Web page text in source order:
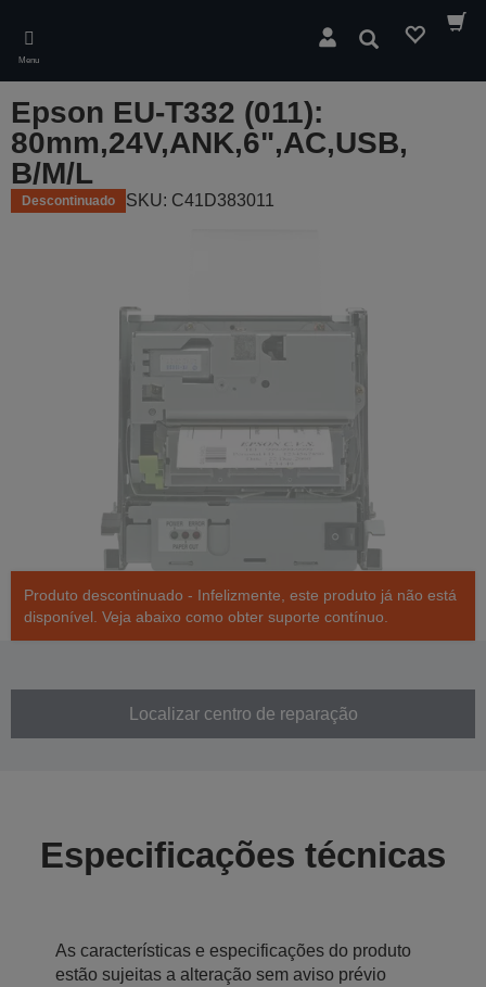
main
content
Menu
Pesquisar
Epson EU-T332 (011):
80mm,24V,ANK,6",AC,USB,
B/M/L
Descontinuado SKU: C41D383011
Produto descontinuado - Infelizmente, este produto já não está
disponível. Veja abaixo como obter suporte contínuo.
Localizar centro de reparação
Especificações técnicas
As características e especificações do produto
estão sujeitas a alteração sem aviso prévio